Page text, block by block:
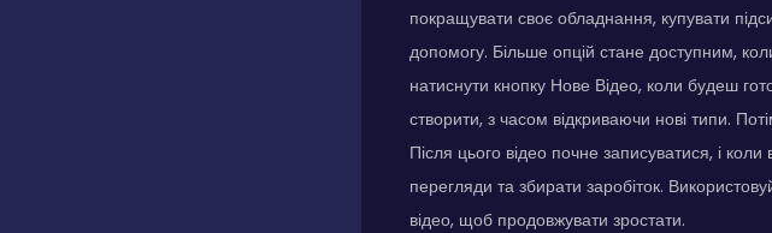
покращувати своє обладнання, купувати
допомогу. Більше опцій стане доступним,
натиснути кнопку Нове Відео, коли будеш
створити, з часом відкриваючи нові типи.
Після цього відео почне записуватися, і
перегляди та збирати заробіток.
відео, щоб продовжувати зростати.